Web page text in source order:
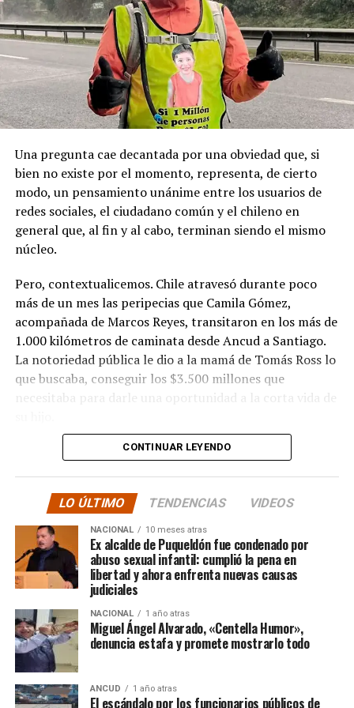
registraron declaraciones públicas de su partido ni
sanciones políticas posteriores.
Recordemos que el 21 de Septiembre de 1883 se produjo
la Toma de Posesión del Estrecho de Magallanes, donde
el capitán Juan Guillermos y 23 tripulantes a bordo de la
Goleta de Guerra Ancud de la Armada tomaron posesión
de estas tierras patagónicas donde izaron la bandera
nacional declarando este territorio como parte de Chile.
Una pregunta cae decantada por una obviedad que, si
bien no existe por el momento, representa, de cierto
modo, un pensamiento unánime entre los usuarios de
redes sociales, el ciudadano común y el chileno en
general que, al fin y al cabo, terminan siendo el mismo
núcleo.
Pero, contextualicemos. Chile atravesó durante poco
más de un mes las peripecias que Camila Gómez,
acompañada de Marcos Reyes, transitaron en los más de
1.000 kilómetros de caminata desde Ancud a Santiago.
La notoriedad pública le dio a la mamá de Tomás Ross lo
que buscaba, conseguir los $3.500 millones que
necesitaba para darle una oportunidad a la corta vida de
La solidaridad y empatía de los chilenos en cada paso
sino que se superó con creces. De hecho, el último
cómputo dado a conocer reveló la suma total de
$3.689.545.200.
Según Camila Gómez, el excedente de casi $200
millones sería destinadopara los costos médicos
asociados al suministro del Elevidys «porque los 3.500
millonessolo incluye el frasco del fármaco y no los
otros gastos relacionados con los tres meses del
tratamiento
«, indicó a Meganonoticias.cl
Pero, volviendo al principio, damos curso a una solicitud
CONTINUAR LEYENDO
LO ÚLTIMO TENDENCIAS VIDEOS
NACIONAL 10 meses atras
Ex alcalde de Puqueldón fue condenado por
abuso sexual infantil: cumplió la pena en
libertad y ahora enfrenta nuevas causas
judiciales
NACIONAL 1 año atras
Miguel Ángel Alvarado, «Centella Humor»,
denuncia estafa y promete mostrarlo todo
ANCUD 1 año atras
El escándalo por los funcionarios públicos de